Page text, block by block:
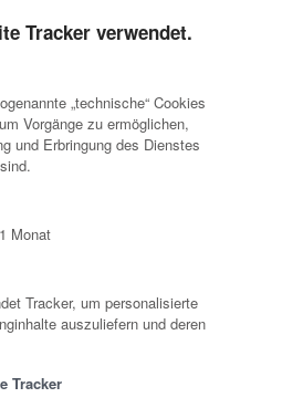
Tracker verwendet.
„technische“ Cookies
Vorgänge zu ermöglichen,
und Erbringung des Dienstes
Monat
Tracker, um personalisierte
auszuliefern und deren
Tracker